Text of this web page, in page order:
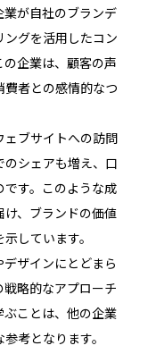
が自社のブランデ
グを活用したコン
企業は、顧客の声
者との感情的なつ
ェブサイトへの訪問
シェアも増え、口
す。このような成
、ブランドの価値
しています。
ザインにとどまら
略的なアプローチ
ことは、他の企業
考となります。